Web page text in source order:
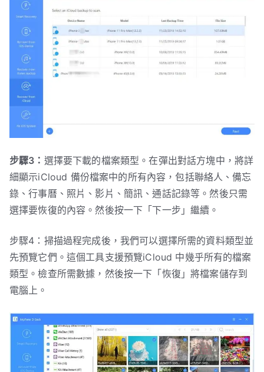
步驟3： 選擇要下載的檔案類型。在彈出對話方塊中，將詳
細顯示iCloud 備份檔案中的所有內容，包括聯絡人、備忘
錄、行事曆、照片、影片、簡訊、通話記錄等。然後只需
選擇要恢復的內容。然後按一下「下一步」繼續。
步驟4：掃描過程完成後，我們可以選擇所需的資料類型並
先預覽它們。這個工具支援預覽iCloud 中幾乎所有的檔案
類型。檢查所需數據，然後按一下「恢復」將檔案儲存到
電腦上。